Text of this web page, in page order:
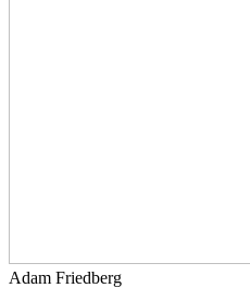
Adam Friedberg